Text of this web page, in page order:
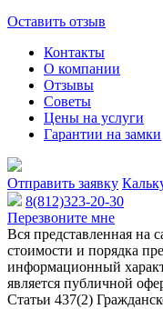
Оставить отзыв
Контакты
О компании
Отзывы
Советы
Цены на услуги
Гарантии на замки
Отправить заявку
8(812)323-20-30
Перезвоните мне
Вся представленная на
стоимости и порядка
информационный
является публичной
Статьи 437(2)